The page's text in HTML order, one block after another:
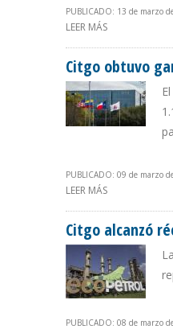
PUBLICADO: 13 de marzo
LEER MÁS
Citgo obtuvo
PUBLICADO: 09 de marzo
LEER MÁS
Citgo alcanzó
PUBLICADO: 08 de marzo